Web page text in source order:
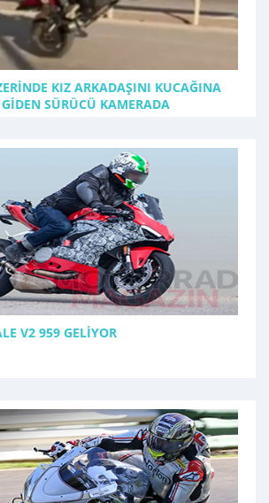
KIZ ARKADAŞINI KUCAĞINA
SÜRÜCÜ KAMERADA
V2 959 GELIYOR